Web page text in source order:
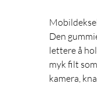
Den
lettere å
myk filt
kamera,